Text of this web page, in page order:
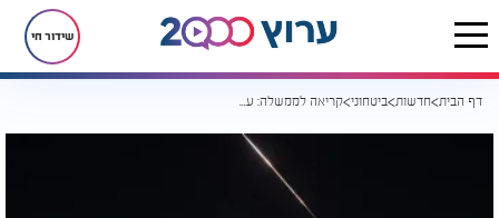
שידור חי
דף הבית חדשות ביטחוני קריאה לממשלה: עשרות אלפי תושבים ביהודה ושומרון ללא מיגון